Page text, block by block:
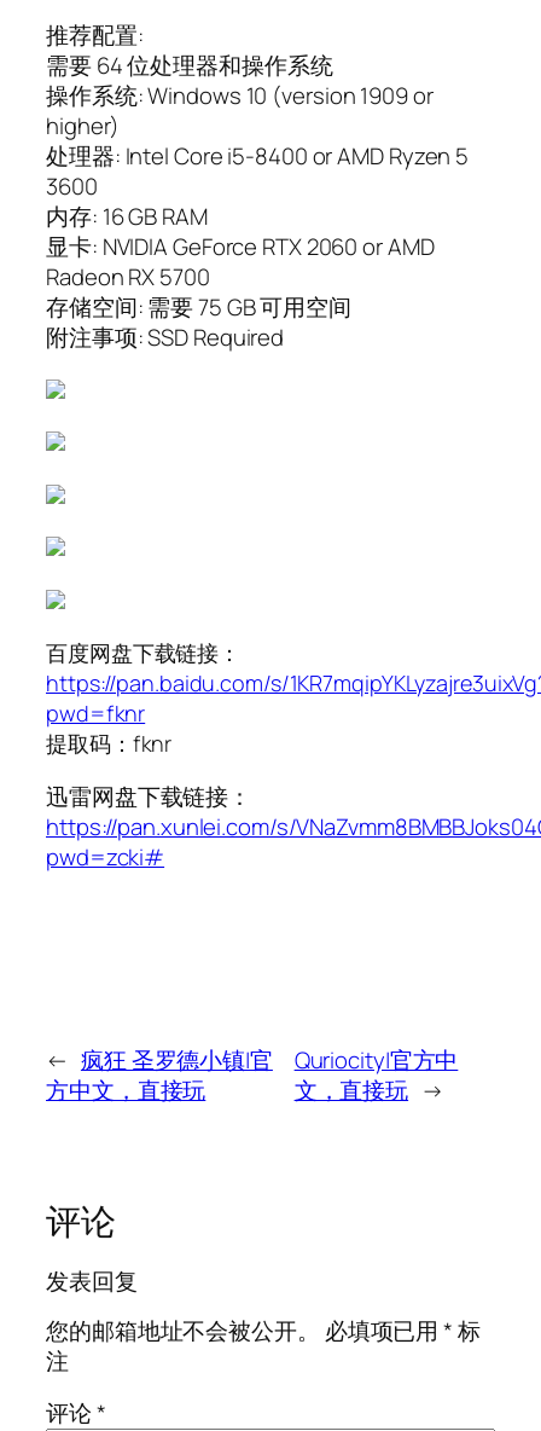
推荐配置:
需要 64 位处理器和操作系统
操作系统: Windows 10 (version 1909 or
higher)
处理器: Intel Core i5-8400 or AMD Ryzen 5
3600
内存: 16 GB RAM
显卡: NVIDIA GeForce RTX 2060 or AMD
Radeon RX 5700
存储空间: 需要 75 GB 可用空间
附注事项: SSD Required
百度网盘下载链接：
https://pan.baidu.com/s/
pwd=fknr
提取码：fknr
迅雷网盘下载链接：
https://pan.xunlei.com/s/
pwd=zcki#
← 疯狂 圣罗德小镇|官
方中文，直接玩
Quriocity|官方中
文，直接玩 →
评论
发表回复
您的邮箱地址不会被公开。
必填项已用*标
注
评论*